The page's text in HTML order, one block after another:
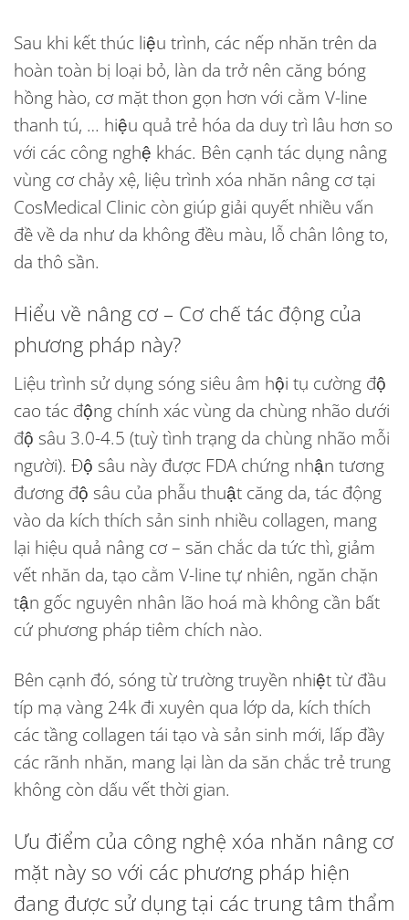
Sau khi kết thúc liệu trình, các nếp nhăn trên da
hoàn toàn bị loại bỏ, làn da trở nên căng bóng
hồng hào, cơ mặt thon gọn hơn với cằm V-line
thanh tú, … hiệu quả trẻ hóa da duy trì lâu hơn so
với các công nghệ khác. Bên cạnh tác dụng nâng
vùng cơ chảy xệ, liệu trình xóa nhăn nâng cơ tại
CosMedical Clinic còn giúp giải quyết nhiều vấn
đề về da như da không đều màu, lỗ chân lông to,
da thô sần.
Hiểu về nâng cơ – Cơ chế tác động của
phương pháp này?
Liệu trình sử dụng sóng siêu âm hội tụ cường độ
cao tác động chính xác vùng da chùng nhão dưới
độ sâu 3.0-4.5 (tuỳ tình trạng da chùng nhão mỗi
người). Độ sâu này được FDA chứng nhận tương
đương độ sâu của phẫu thuật căng da, tác động
vào da kích thích sản sinh nhiều collagen, mang
lại hiệu quả nâng cơ – săn chắc da tức thì, giảm
vết nhăn da, tạo cằm V-line tự nhiên, ngăn chặn
tận gốc nguyên nhân lão hoá mà không cần bất
cứ phương pháp tiêm chích nào.
Bên cạnh đó, sóng từ trường truyền nhiệt từ đầu
típ mạ vàng 24k đi xuyên qua lớp da, kích thích
các tầng collagen tái tạo và sản sinh mới, lấp đầy
các rãnh nhăn, mang lại làn da săn chắc trẻ trung
không còn dấu vết thời gian.
Ưu điểm của công nghệ xóa nhăn nâng cơ
mặt này so với các phương pháp hiện
đang được sử dụng tại các trung tâm thẩm